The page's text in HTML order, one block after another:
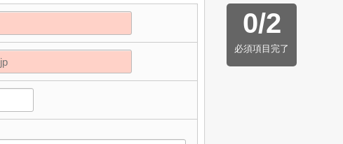
0/2
必須項目完了